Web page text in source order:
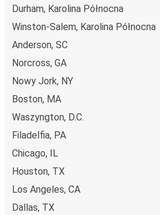
Durham, Karolina Północna
Winston-Salem, Karolina Północna
Anderson, SC
Norcross, GA
Nowy Jork, NY
Boston, MA
Waszyngton, D.C.
Filadelfia, PA
Chicago, IL
Houston, TX
Los Angeles, CA
Dallas, TX